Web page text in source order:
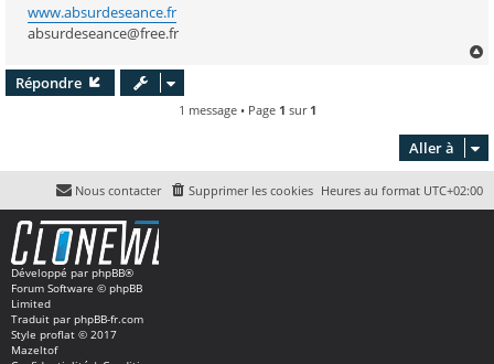
www.absurdeseance.fr
absurdeseance@free.fr
Répondre
1 message • Page 1 sur 1
Aller à
Heures au format UTC+02:00
Supprimer les cookies
Nous contacter
Développé par phpBB®
Forum Software © phpBB
Limited
Traduit par phpBB-fr.com
Style proflat © 2017
Mazeltof